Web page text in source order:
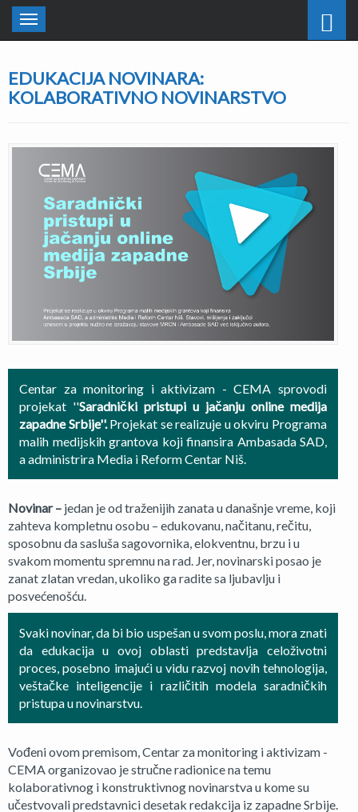
Toggle
navigation
EDUKACIJA NOVINARA:
KOLABORATIVNO NOVINARSTVO
Centar za monitoring i aktivizam - CEMA sprovodi
projekat ''Saradnički pristupi u jačanju online medija
zapadne Srbije''.Projekat se realizuje u okviru Programa
malih medijskih grantova koji finansira Ambasada SAD,
a administrira Media i Reform Centar Niš.
Novinar – jedan je od traženijih zanata u današnje vreme, koji
zahteva kompletnu osobu – edukovanu, načitanu, rečitu,
sposobnu da sasluša sagovornika, elokventnu, brzu i u
svakom momentu spremnu na rad. Jer, novinarski posao je
zanat zlatan vredan, ukoliko ga radite sa ljubavlju i
posvećenošću.
Svaki novinar, da bi bio uspešan u svom poslu, mora znati
da edukacija u ovoj oblasti predstavlja celoživotni
proces, posebno imajući u vidu razvoj novih tehnologija,
veštačke inteligencije i različitih modela saradničkih
pristupa u novinarstvu.
Vođeni ovom premisom, Centar za monitoring i aktivizam -
CEMA organizovao je stručne radionice na temu
kolaborativnog i konstruktivnog novinarstva u kome su
učestvovali predstavnici desetak redakcija iz zapadne Srbije.